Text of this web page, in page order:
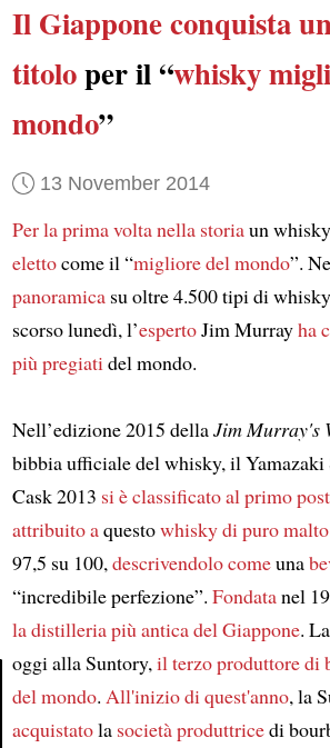
Article
Il Giapponeconquista
titoloper il “whisky
mondo”
13 November 2014
Per la prima volta nella storiaun whisky
elettocome il “migliore del mondo”.
panoramicasu oltre 4.500 tipi di
scorso lunedì, l’espertoJim Murrayha
più pregiatidel mondo.
Nell’edizione 2015 dellaJim Murray's
bibbia ufficiale del whisky, il
Cask 2013 si è classificato al primo
attribuito aquestowhisky di puro malto
97,5 su 100,descrivendolo comeuna
“incredibile perfezione”. Fondatanel
la distilleria più antica del Giappone. La
oggi alla Suntory,il terzo produttore di
del mondo. All'inizio di quest'anno, la
acquistatola società produttricedi